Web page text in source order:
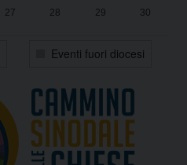
27 28 29 30
Eventi fuori diocesi